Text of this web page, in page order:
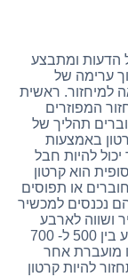
הדעות ומתבצע
ערימה של
למיחזור. ראשית
המפוזרים
תהליך של
באמצעות
להיות חבל
הוא קרטון
או תפוסים
נכנסים למכשיר
ושווה לארבע
כיוונים, התוצאה קובייה דחוסה שמשקלה מגיע בין 500 ל- 700
מועברת אחר
להיות קרטון